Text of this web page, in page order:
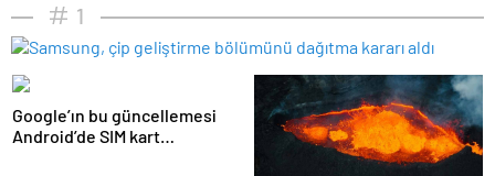
1
Google’ın bu güncellemesi
Android’de SIM kart